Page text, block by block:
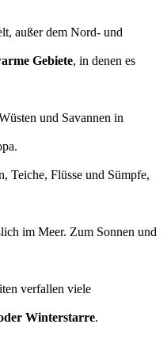
außer dem Nord- und
Gebiete, in denen es
und Savannen in
Teiche, Flüsse und Sümpfe,
im Meer. Zum Sonnen und
verfallen viele
Winterstarre.